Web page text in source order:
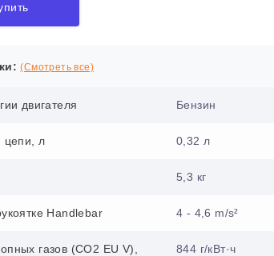
(Смотреть все)
двигателя Бензин
цепи, л 0,32 л
5,3 кг
Handlebar 4 - 4,6 m/s²
газов (CO2 EU V), 844 г/кВт·ч